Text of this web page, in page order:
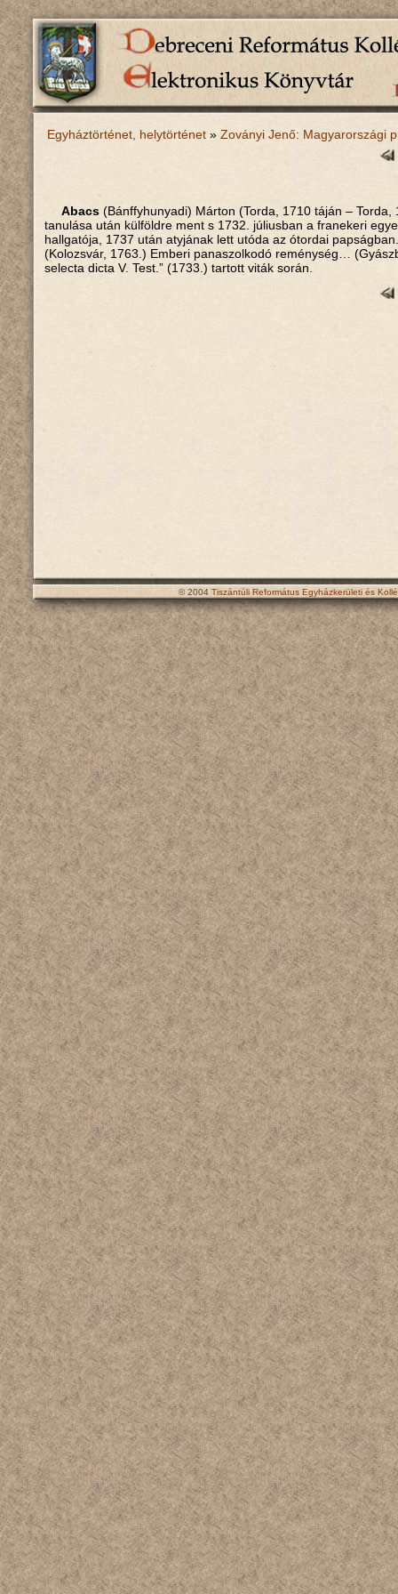
Egyháztörténet, helytörténet » Zoványi Jenő: Magyarországi
Abacs (Bánffyhunyadi) Márton (Torda, 1710 táján –
tanulása után külföldre ment s 1732. júliusban a franekeri
hallgatója, 1737 után atyjának lett utóda az ótordai
(Kolozsvár, 1763.) Emberi panaszolkodó reménység…
selecta dicta V. Test.” (1733.) tartott viták során.
© 2004 Tiszántúli Református Egyházkerületi és